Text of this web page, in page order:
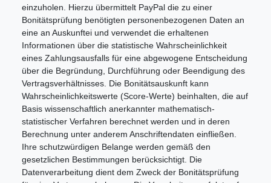
einzuholen. Hierzu übermittelt PayPal die zu einer
Bonitätsprüfung benötigten personenbezogenen Daten an
eine an Auskunftei und verwendet die erhaltenen
Informationen über die statistische Wahrscheinlichkeit
eines Zahlungsausfalls für eine abgewogene Entscheidung
über die Begründung, Durchführung oder Beendigung des
Vertragsverhältnisses. Die Bonitätsauskunft kann
Wahrscheinlichkeitswerte (Score-Werte) beinhalten, die auf
Basis wissenschaftlich anerkannter mathematisch-
statistischer Verfahren berechnet werden und in deren
Berechnung unter anderem Anschriftendaten einfließen.
Ihre schutzwürdigen Belange werden gemäß den
gesetzlichen Bestimmungen berücksichtigt. Die
Datenverarbeitung dient dem Zweck der Bonitätsprüfung